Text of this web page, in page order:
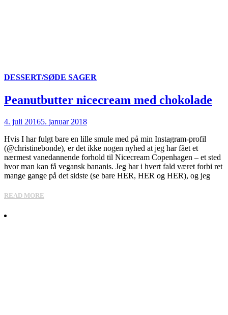
DESSERT/SØDE SAGER
Peanutbutter nicecream med chokolade
4. juli 20165. januar 2018
Hvis I har fulgt bare en lille smule med på min Instagram-profil
(@christinebonde), er det ikke nogen nyhed at jeg har fået et
nærmest vanedannende forhold til Nicecream Copenhagen – et sted
hvor man kan få vegansk bananis. Jeg har i hvert fald været forbi ret
mange gange på det sidste (se bare HER, HER og HER), og jeg
READ MORE